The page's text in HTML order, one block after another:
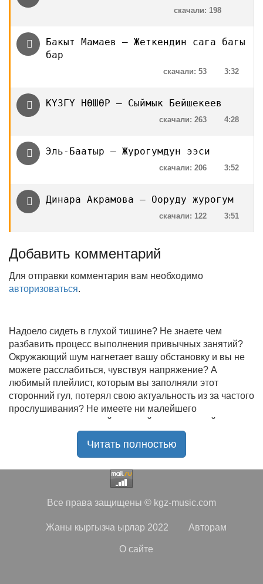
скачали: 198
Бакыт Мамаев — Жеткендин сага багы
бар
3:32
скачали: 53
КҮЗГҮ НӨШӨР – Сыймык Бейшекеев
4:28
скачали: 263
Эль-Баатыр — Журогумдун ээси
3:52
скачали: 206
Динара Акрамова — Ооруду журогум
3:51
скачали: 122
Добавить комментарий
Для отправки комментария вам необходимо
авторизоваться.
Надоело сидеть в глухой тишине? Не знаете чем
разбавить процесс выполнения привычных занятий?
Окружающий шум нагнетает вашу обстановку и вы не
можете расслабиться, чувствуя напряжение? А
любимый плейлист, которым вы заполняли этот
сторонний гул, потерял свою актуальность из за частого
прослушивания? Не имеете ни малейшего
представления, где найти новый качественный контент
на замену старому? В таком случае вы обратились по
радостью приветствует своих старых и новых
чудесную подборку самых лучших песен всех времён
старых и новых треков, самые востребованные и
популярные композиции отечественных и зарубежных
Читать полностью
Все права защищены © kgz-music.com
Жаны кыргызча ырлар 2022 Авторам
О сайте